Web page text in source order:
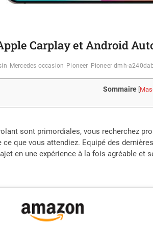
Carplay et Android
Mercedes occasion Pioneer Pioneer dmh-a240dab
Sommaire [
sont primordiales, vous recherchez
que vous attendiez. Equipé des
en une expérience à la fois agréable